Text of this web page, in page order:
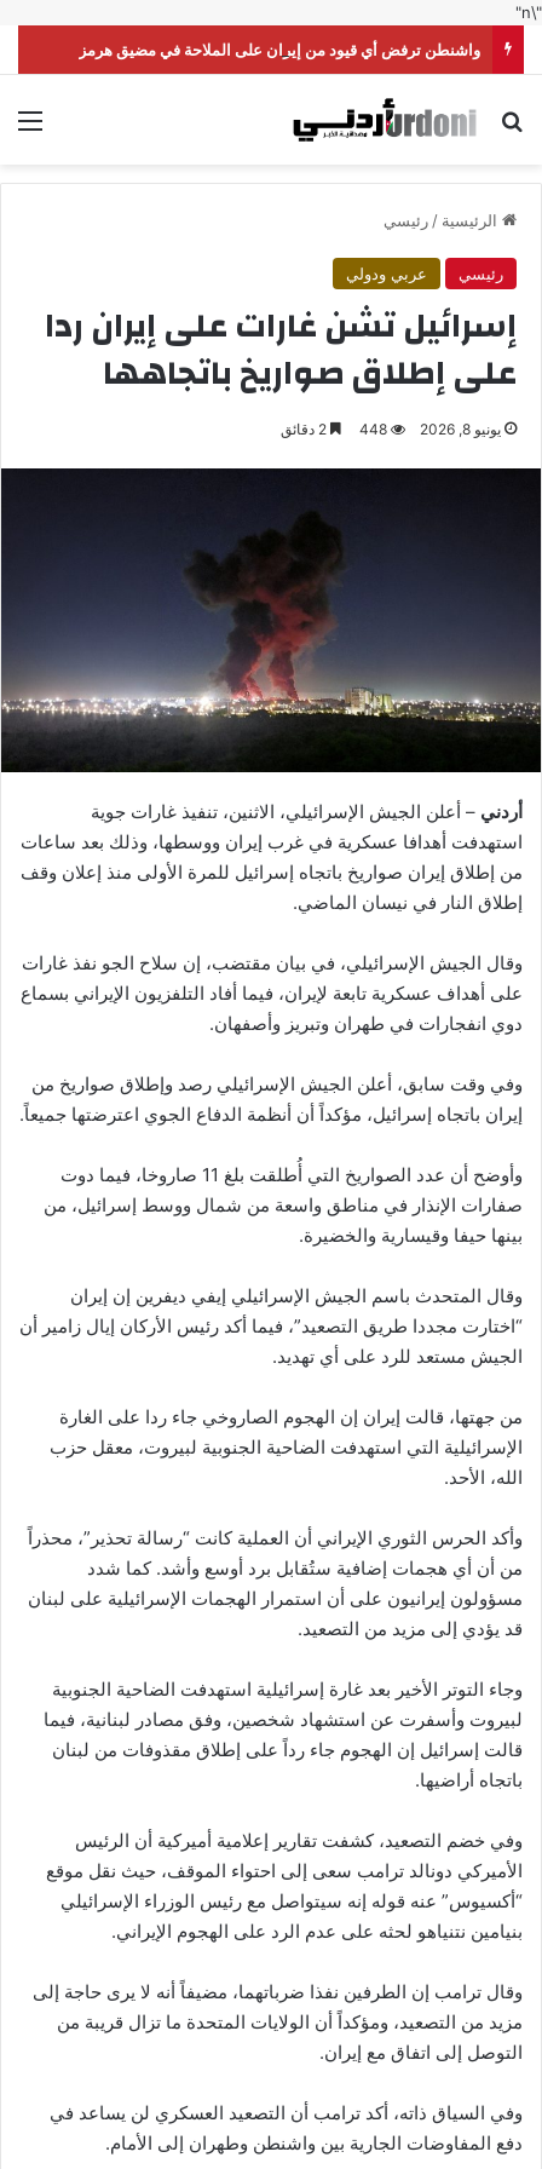
"\n"
واشنطن ترفض أي قيود من إيران على الملاحة في مضيق هرمز
بحث عن
الرئيسية /رئيسي
رئيسي عربي ودولي
إسرائيل تشن غارات على إيران ردا
على إطلاق صواريخ باتجاهها
يونيو 8, 2026 448
أردني – أعلن الجيش الإسرائيلي، الاثنين، تنفيذ غارات جوية
استهدفت أهدافا عسكرية في غرب إيران ووسطها، وذلك بعد ساعات
من إطلاق إيران صواريخ باتجاه إسرائيل للمرة الأولى منذ إعلان وقف
إطلاق النار في نيسان الماضي.
وقال الجيش الإسرائيلي، في بيان مقتضب، إن سلاح الجو نفذ غارات
على أهداف عسكرية تابعة لإيران، فيما أفاد التلفزيون الإيراني بسماع
دوي انفجارات في طهران وتبريز وأصفهان.
وفي وقت سابق، أعلن الجيش الإسرائيلي رصد وإطلاق صواريخ من
إيران باتجاه إسرائيل، مؤكداً أن أنظمة الدفاع الجوي اعترضتها جميعاً.
وأوضح أن عدد الصواريخ التي أُطلقت بلغ 11 صاروخا، فيما دوت
صفارات الإنذار في مناطق واسعة من شمال ووسط إسرائيل، من
بينها حيفا وقيسارية والخضيرة.
وقال المتحدث باسم الجيش الإسرائيلي إيفي ديفرين إن إيران
“اختارت مجددا طريق التصعيد”، فيما أكد رئيس الأركان إيال زامير أن
الجيش مستعد للرد على أي تهديد.
من جهتها، قالت إيران إن الهجوم الصاروخي جاء ردا على الغارة
الإسرائيلية التي استهدفت الضاحية الجنوبية لبيروت، معقل حزب
الله، الأحد.
وأكد الحرس الثوري الإيراني أن العملية كانت “رسالة تحذير”، محذراً
من أن أي هجمات إضافية ستُقابل برد أوسع وأشد. كما شدد
مسؤولون إيرانيون على أن استمرار الهجمات الإسرائيلية على لبنان
قد يؤدي إلى مزيد من التصعيد.
وجاء التوتر الأخير بعد غارة إسرائيلية استهدفت الضاحية الجنوبية
لبيروت وأسفرت عن استشهاد شخصين، وفق مصادر لبنانية، فيما
قالت إسرائيل إن الهجوم جاء رداً على إطلاق مقذوفات من لبنان
باتجاه أراضيها.
وفي خضم التصعيد، كشفت تقارير إعلامية أميركية أن الرئيس
الأميركي دونالد ترامب سعى إلى احتواء الموقف، حيث نقل موقع
“أكسيوس” عنه قوله إنه سيتواصل مع رئيس الوزراء الإسرائيلي
بنيامين نتنياهو لحثه على عدم الرد على الهجوم الإيراني.
وقال ترامب إن الطرفين نفذا ضرباتهما، مضيفاً أنه لا يرى حاجة إلى
مزيد من التصعيد، ومؤكداً أن الولايات المتحدة ما تزال قريبة من
التوصل إلى اتفاق مع إيران.
وفي السياق ذاته، أكد ترامب أن التصعيد العسكري لن يساعد في
دفع المفاوضات الجارية بين واشنطن وطهران إلى الأمام.